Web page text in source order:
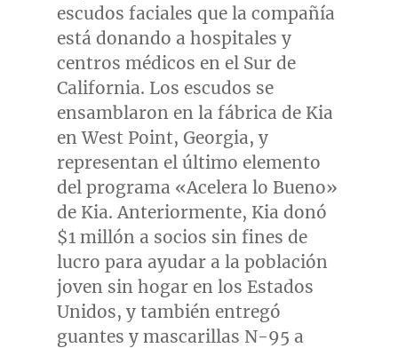
escudos faciales que la compañía
está donando a hospitales y
centros médicos en el Sur de
California. Los escudos se
ensamblaron en la fábrica de Kia
enWest Point, Georgia, y
representan el último elemento
del programa «Acelera lo Bueno»
de Kia. Anteriormente, Kia donó
$1millón a socios sin fines de
lucro para ayudar a la población
joven sin hogar en los Estados
Unidos, y también entregó
guantes y mascarillas N-95 a